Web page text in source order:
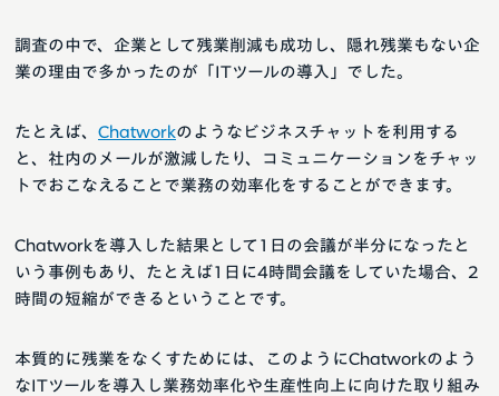
調査の中で、企業として残業削減も成功し、隠れ残業もない企
業の理由で多かったのが「ITツールの導入」でした。
たとえば、 Chatworkのようなビジネスチャットを利用する
と、社内のメールが激減したり、コミュニケーションをチャッ
トでおこなえることで業務の効率化をすることができます。
Chatworkを導入した結果として1日の会議が半分になったと
いう事例もあり、たとえば1日に4時間会議をしていた場合、2
時間の短縮ができるということです。
本質的に残業をなくすためには、このようにChatworkのよう
なITツールを導入し業務効率化や生産性向上に向けた取り組み